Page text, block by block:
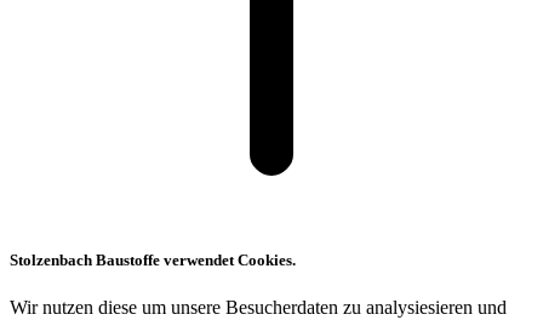
Stolzenbach Baustoffe verwendet Cookies.
Wir nutzen diese um unsere Besucherdaten zu analysiesieren und